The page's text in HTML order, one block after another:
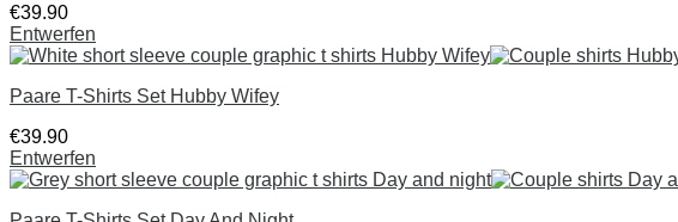
€39.90
Entwerfen
Paare T-Shirts Set Hubby Wifey
€39.90
Entwerfen